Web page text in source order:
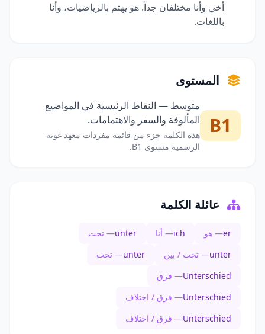
أخي وأنا مختلفان جداً. هو يهتم بالرياضيات، وأنا
باللغات.
المستوى
B1
متوسط — النقاط الرئيسية في المواضيع
المألوفة والسفر والاهتمامات.
هذه الكلمة جزء من قائمة مفردات معهد غوته
الرسمية مستوى B1.
عائلة الكلمة
er— هو ich— أنا unter— تحت
unter— تحت / بين unter— تحت
Unterschied— فرق
Unterschied— فرق / اختلاف
Unterschied— فرق / اختلاف